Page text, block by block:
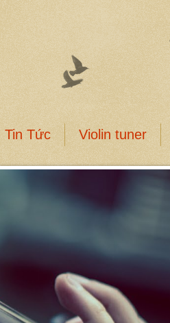
Tin Tức Violin tuner